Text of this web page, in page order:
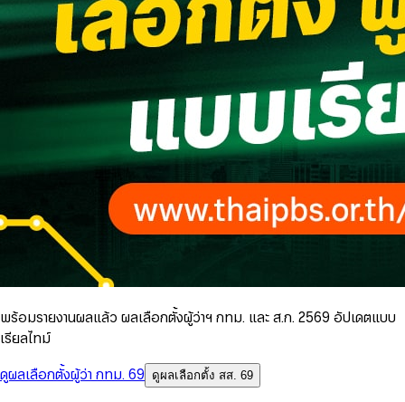
พร้อมรายงานผลแล้ว ผลเลือกตั้งผู้ว่าฯ กทม. และ ส.ก. 2569 อัปเดตแบบ
เรียลไทม์
ดูผลเลือกตั้งผู้ว่า กทม. 69
ดูผลเลือกตั้ง สส. 69